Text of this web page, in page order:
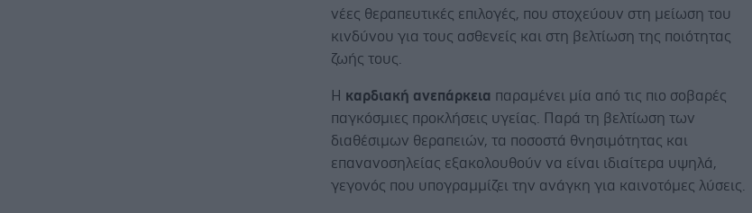
νέες θεραπευτικές επιλογές, που στοχεύουν στη μείωση του
κινδύνου για τους ασθενείς και στη βελτίωση της ποιότητας
ζωής τους.
Η καρδιακή ανεπάρκεια παραμένει μία από τις πιο σοβαρές
παγκόσμιες προκλήσεις υγείας. Παρά τη βελτίωση των
διαθέσιμων θεραπειών, τα ποσοστά θνησιμότητας και
επανανοσηλείας εξακολουθούν να είναι ιδιαίτερα υψηλά,
γεγονός που υπογραμμίζει την ανάγκη για καινοτόμες λύσεις.